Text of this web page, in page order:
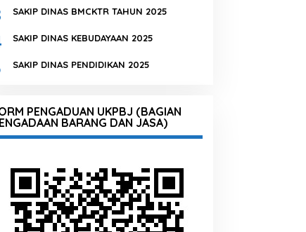
SAKIP DINAS BMCKTR TAHUN 2025
SAKIP DINAS KEBUDAYAAN 2025
SAKIP DINAS PENDIDIKAN 2025
PENGADUAN UKPBJ (BAGIAN
BARANG DAN JASA)